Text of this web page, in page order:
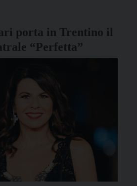
porta in Trentino il
“Perfetta”